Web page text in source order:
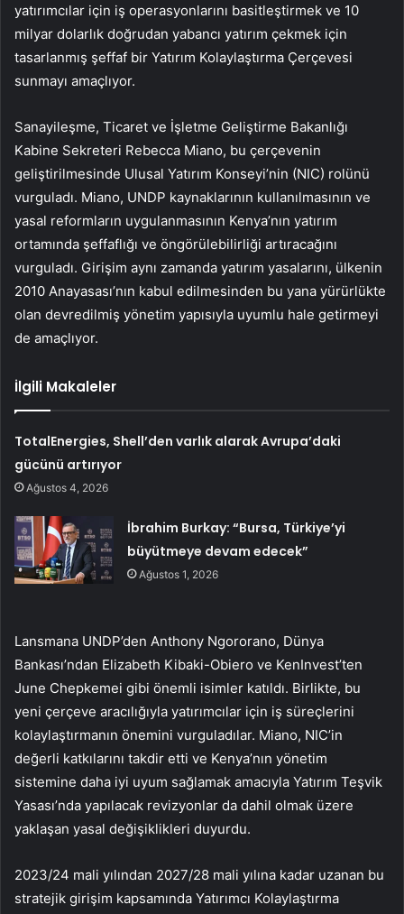
yatırımcılar için iş operasyonlarını basitleştirmek ve 10
milyar dolarlık doğrudan yabancı yatırım çekmek için
tasarlanmış şeffaf bir Yatırım Kolaylaştırma Çerçevesi
sunmayı amaçlıyor.
Sanayileşme, Ticaret ve İşletme Geliştirme Bakanlığı
Kabine Sekreteri Rebecca Miano, bu çerçevenin
geliştirilmesinde Ulusal Yatırım Konseyi’nin (NIC) rolünü
vurguladı. Miano, UNDP kaynaklarının kullanılmasının ve
yasal reformların uygulanmasının Kenya’nın yatırım
ortamında şeffaflığı ve öngörülebilirliği artıracağını
vurguladı. Girişim aynı zamanda yatırım yasalarını, ülkenin
2010 Anayasası’nın kabul edilmesinden bu yana yürürlükte
olan devredilmiş yönetim yapısıyla uyumlu hale getirmeyi
de amaçlıyor.
İlgili Makaleler
TotalEnergies, Shell’den varlık alarak Avrupa’daki
gücünü artırıyor
Ağustos 4, 2026
İbrahim Burkay: “Bursa, Türkiye’yi
büyütmeye devam edecek”
Ağustos 1, 2026
Lansmana UNDP’den Anthony Ngororano, Dünya
Bankası’ndan Elizabeth Kibaki-Obiero ve KenInvest’ten
June Chepkemei gibi önemli isimler katıldı. Birlikte, bu
yeni çerçeve aracılığıyla yatırımcılar için iş süreçlerini
kolaylaştırmanın önemini vurguladılar. Miano, NIC’in
değerli katkılarını takdir etti ve Kenya’nın yönetim
sistemine daha iyi uyum sağlamak amacıyla Yatırım Teşvik
Yasası’nda yapılacak revizyonlar da dahil olmak üzere
yaklaşan yasal değişiklikleri duyurdu.
2023/24 mali yılından 2027/28 mali yılına kadar uzanan bu
stratejik girişim kapsamında Yatırımcı Kolaylaştırma